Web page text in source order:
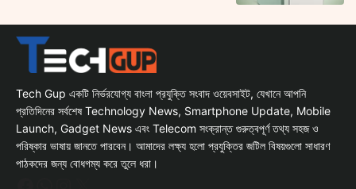
Tech Gup একটি নির্ভরযোগ্য বাংলা প্রযুক্তি সংবাদ ওয়েবসাইট, যেখানে আপনি
প্রতিদিনের সর্বশেষ Technology News, Smartphone Update, Mobile
Launch, Gadget News এবং Telecom সংক্রান্ত গুরুত্বপূর্ণ তথ্য সহজ ও
পরিষ্কার ভাষায় জানতে পারবেন। আমাদের লক্ষ্য হলো প্রযুক্তির জটিল বিষয়গুলো সাধারণ
পাঠকদের জন্য বোধগম্য করে তুলে ধরা।